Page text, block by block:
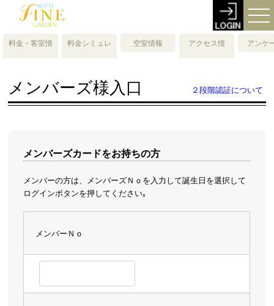
料金・客室情
料金シミュレ
空室情報
アクセス情
アンケ
メンバーズ様入口 ２段階認証について
メンバーズカードをお持ちの方
メンバーの方は、メンバーズＮｏを入力して誕生日を選択して
ログインボタンを押してください｡
メンバーＮｏ